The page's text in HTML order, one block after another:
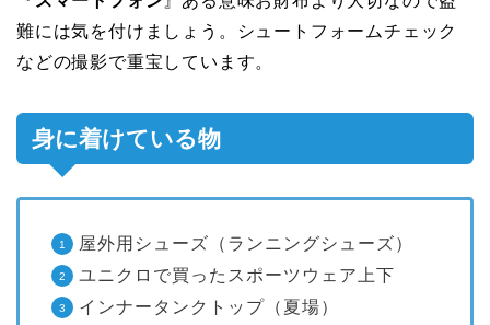
難には気を付けましょう。シュートフォームチェック
などの撮影で重宝しています。
身に着けている物
屋外用シューズ（ランニングシューズ）
ユニクロで買ったスポーツウェア上下
インナータンクトップ（夏場）